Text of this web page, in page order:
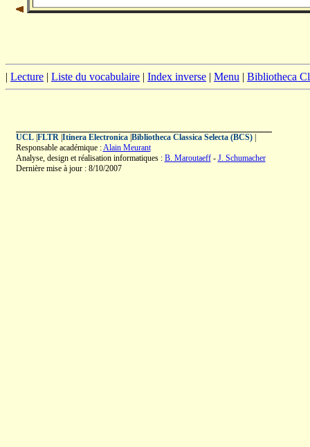
| Lecture | Liste du vocabulaire | Index inverse | Menu | Bibliotheca
UCL| FLTR| Itinera Electronica| Bibliotheca Classica Selecta (BCS)|
Responsable académique :Alain Meurant
Analyse, design et réalisation informatiques : B. Maroutaeff- J. Schumacher
Dernière mise à jour : 8/10/2007